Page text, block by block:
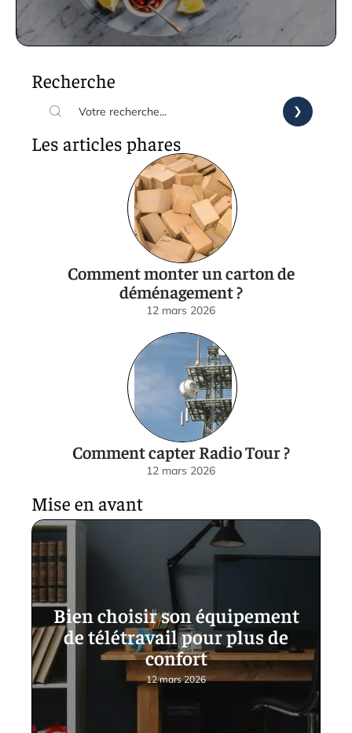
Recherche
Les articles phares
Comment monter un carton de
déménagement ?
12 mars 2026
Comment capter Radio Tour ?
12 mars 2026
Mise en avant
Bien choisir son équipement
de télétravail pour plus de
confort
12 mars 2026